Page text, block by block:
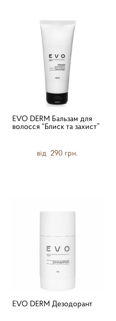
EVO DERM Дезодорант
EVO DERM Бальзам для
волосся “Блиск та захист”
від 290 грн.